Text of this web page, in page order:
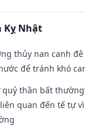
Kỵ Nhật
thủy nan canh
để tránh khó
quỷ thần bất
quan đến tế tự